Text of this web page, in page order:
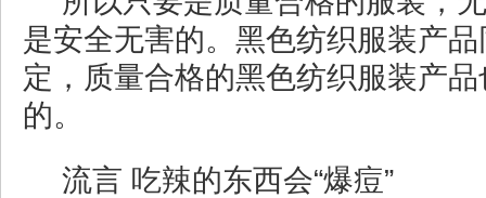
是安全无害的。黑色纺织服装产
定，质量合格的黑色纺织服装产
的。
流言 吃辣的东西会“爆痘”